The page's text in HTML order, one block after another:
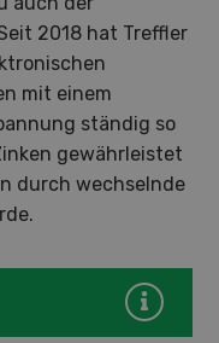
2018 hat Treffler
mit einem
ständig so
gewährleistet
durch wechselnde